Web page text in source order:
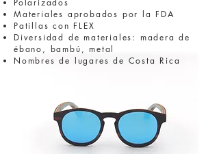
Polarizados
Materiales aprobados por la FDA
Patillas con FLEX
Diversidad de materiales: madera de
ébano, bambú, metal
Nombres de lugares de Costa Rica